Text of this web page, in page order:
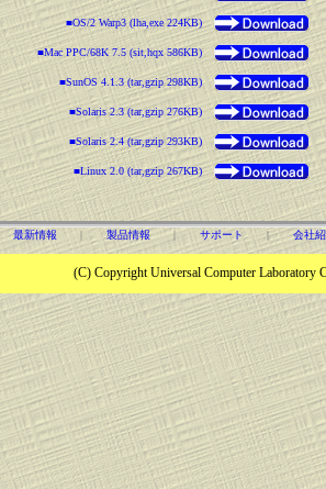
■OS/2 Warp3 (lha,exe 224KB)
■Mac PPC/68K 7.5 (sit,hqx 586KB)
■SunOS 4.1.3 (tar,gzip 298KB)
■Solaris 2.3 (tar,gzip 276KB)
■Solaris 2.4 (tar,gzip 293KB)
■Linux 2.0 (tar,gzip 267KB)
最新情報 | 製品情報 | サポート | 会社
(C) Copyright Universal Computer Laboratory